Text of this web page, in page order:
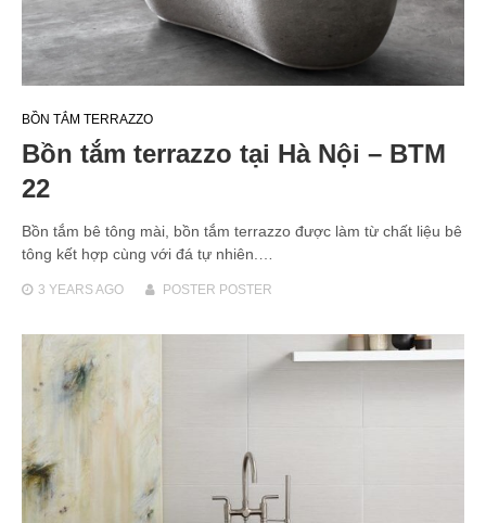
BỒN TẮM TERRAZZO
Bồn tắm terrazzo tại Hà Nội – BTM
22
Bồn tắm bê tông mài, bồn tắm terrazzo được làm từ chất liệu bê
tông kết hợp cùng với đá tự nhiên.…
3 YEARSAGO POSTER POSTER